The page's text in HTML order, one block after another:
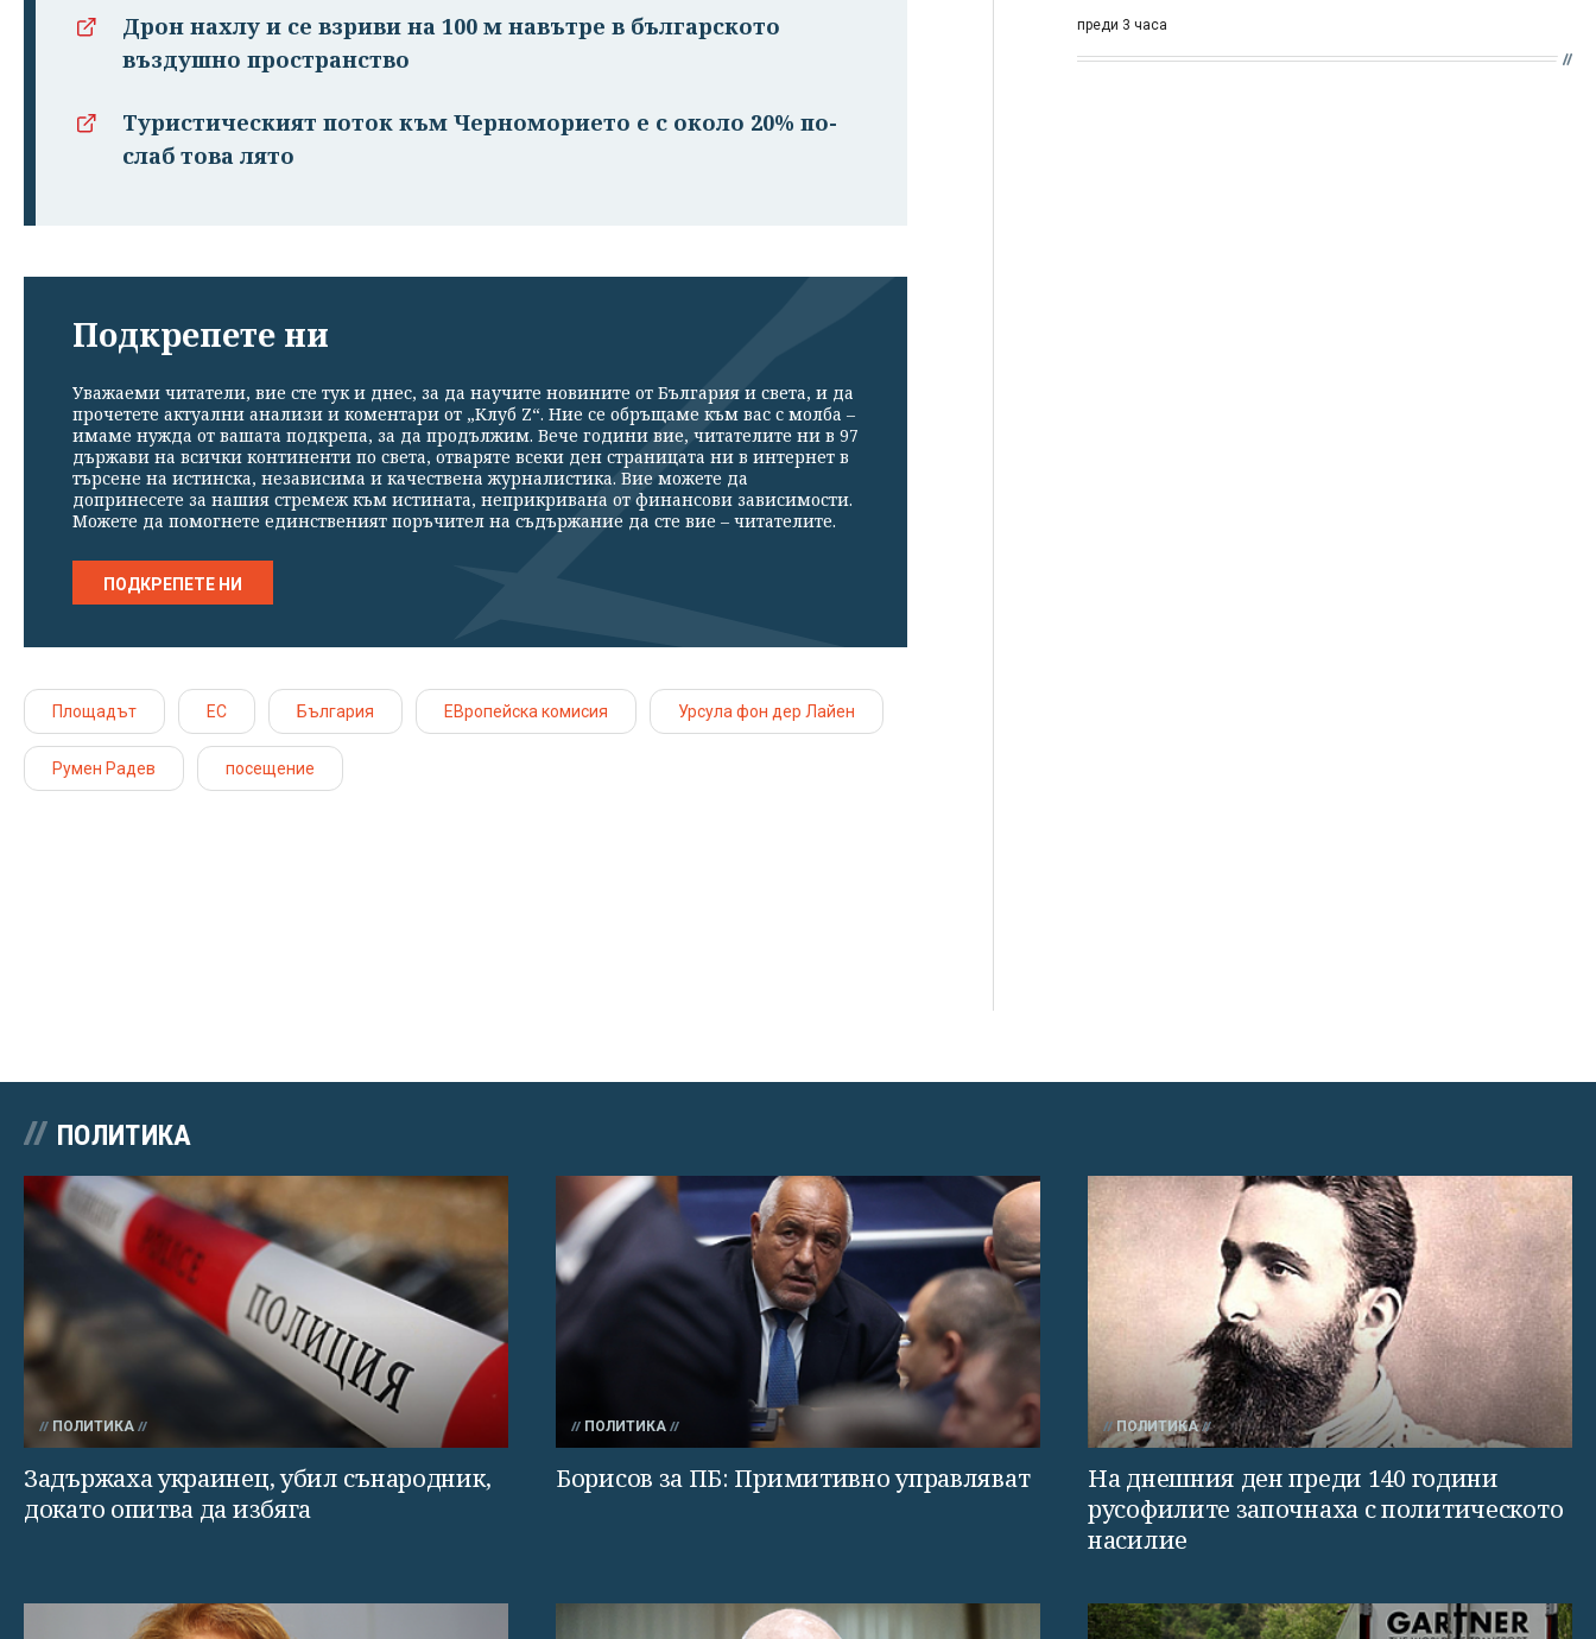
Дрон нахлу и се взриви на 100 м навътре в българското
въздушно пространство
Туристическият поток към Черноморието е с около 20% по-
слаб това лято
Подкрепете ни
Уважаеми читатели, вие сте тук и днес, за да научите новините от България и света, и да
прочетете актуални анализи и коментари от „Клуб Z“. Ние се обръщаме към вас с молба –
имаме нужда от вашата подкрепа, за да продължим. Вече години вие, читателите ни в 97
държави на всички континенти по света, отваряте всеки ден страницата ни в интернет в
търсене на истинска, независима и качествена журналистика. Вие можете да
допринесете за нашия стремеж към истината, неприкривана от финансови зависимости.
Можете да помогнете единственият поръчител на съдържание да сте вие – читателите.
ПОДКРЕПЕТЕ НИ
Площадът ЕС България ЕВропейска комисия Урсула фон дер Лайен
Румен Радев посещение
преди 3 часа
ПОЛИТИКА
ПОЛИТИКА
Задържаха украинец, убил сънародник,
докато опитва да избяга
ПОЛИТИКА
Борисов за ПБ: Примитивно управляват
ПОЛИТИКА
На днешния ден преди 140 години
русофилите започнаха с политическото
насилие